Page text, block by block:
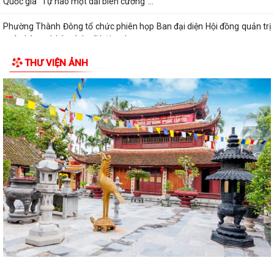
Phường Thành Đông tổ chức phiên họp Ban đại diện Hội đồng quản trị
ngân hàng chính sách xã hội quý...
Hơn 1.600 đoàn viên, người lao động trên địa bàn phường Thành Đông
tham gia bữa cơm công đoàn
Đảng ủy phường Thành Đông tổ chức lớp bồi dưỡng Lý luận chính trị
hè năm 2026 cho đội ngũ giáo viên
Phường Thành Đông tri ân Người có công
Công an phường Thành Đông dâng hương tại Di tích Nhà tù Hải Dương
nhân kỷ niệm 79 năm Ngày Thương...
Phường Thành Đông tri ân các gia đình chính sách nhân dịp 27/7
Phường Thành Đông tổ chức chương trình "Bữa cơm công đoàn"
chăm lo cho đoàn viện, người lao động
THƯ VIỆN ẢNH